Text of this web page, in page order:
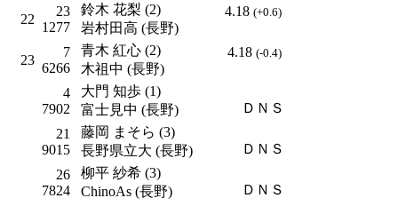
22
23
1277
鈴木 花梨 (2)
岩村田高 (長野)
4.18 (+0.6)
23
7
6266
青木 紅心 (2)
木祖中 (長野)
4.18 (-0.4)
4
7902
大門 知歩 (1)
富士見中 (長野)
ＤＮＳ
21
9015
藤岡 まそら (3)
長野県立大 (長野)
ＤＮＳ
26
7824
柳平 紗希 (3)
ChinoAs (長野)
ＤＮＳ